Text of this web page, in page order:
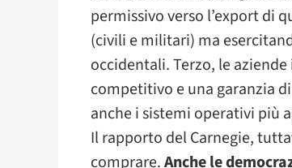
permissivo verso l’export di
(civili e militari) ma
occidentali. Terzo, le
competitivo e una garanzia
anche i sistemi operativi più
Il rapporto del Carnegie,
comprare.Anche le